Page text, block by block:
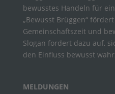
bewusstes Handeln für
„Bewusst Brüggen“
Gemeinschaftszeit und
Slogan fordert dazu auf,
den Einfluss bewusst
MELDUNGEN